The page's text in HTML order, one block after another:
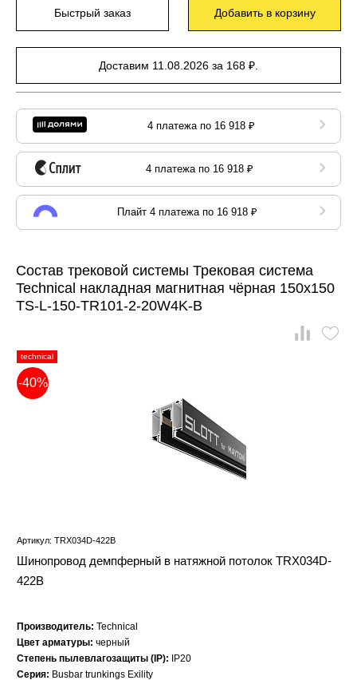
Быстрый заказ Добавить в корзину
Доставим 11.08.2026 за 168 ₽.
4 платежа по 16 918 ₽
4 платежа по 16 918 ₽
Плайт 4 платежа по 16 918 ₽
Состав трековой системы Трековая система
Technical накладная магнитная чёрная 150x150
TS-L-150-TR101-2-20W4K-B
technical
-40%
Артикул: TRX034D-422B
Шинопровод демпферный в натяжной потолок TRX034D-
422B
Производитель: Technical
Цвет арматуры: черный
Степень пылевлагозащиты (IP):
IP20
Серия: Busbar trunkings Exility